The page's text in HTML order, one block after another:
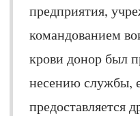
предприятия,
командованием
крови донор был
несению службы,
предоставляется